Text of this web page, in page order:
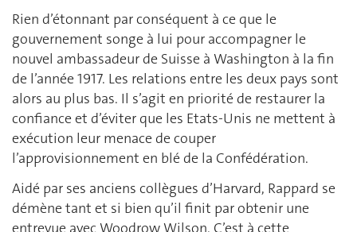
Rien d’étonnant par conséquent à ce que le
gouvernement songe à lui pour accompagner le
nouvel ambassadeur de Suisse à Washington à la fin
de l’année 1917. Les relations entre les deux pays sont
alors au plus bas. Il s’agit en priorité de restaurer la
confiance et d’éviter que les Etats-Unis ne mettent à
exécution leur menace de couper
l’approvisionnement en blé de la Confédération.
Aidé par ses anciens collègues d’Harvard, Rappard se
démène tant et si bien qu’il finit par obtenir une
entrevue avec Woodrow Wilson. C’est à cette